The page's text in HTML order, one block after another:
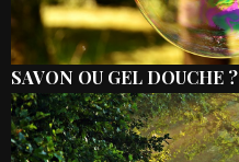
SAVON OU GEL DOUCHE ?